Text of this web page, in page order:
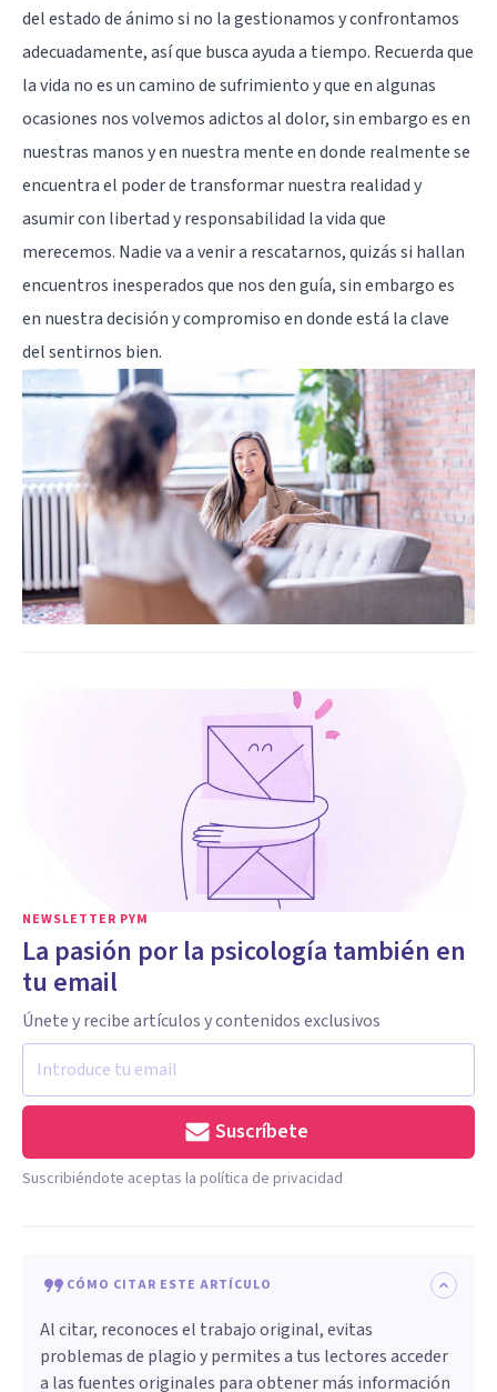
del estado de ánimo si no la gestionamos y confrontamos
adecuadamente, así que busca ayuda a tiempo. Recuerda que
la vida no es un camino de sufrimiento y que en algunas
ocasiones nos volvemos adictos al dolor, sin embargo es en
nuestras manos y en nuestra mente en donde realmente se
encuentra el poder de transformar nuestra realidad y
asumir con libertad y responsabilidad la vida que
merecemos. Nadie va a venir a rescatarnos, quizás si hallan
encuentros inesperados que nos den guía, sin embargo es
en nuestra decisión y compromiso en donde está la clave
del sentirnos bien.
NEWSLETTER PYM
La pasión por la psicología también en
tu email
Únete y recibe artículos y contenidos exclusivos
Suscríbete
Suscribiéndote aceptas la política de privacidad
CÓMO CITAR ESTE ARTÍCULO
Al citar, reconoces el trabajo original, evitas
problemas de plagio y permites a tus lectores acceder
a las fuentes originales para obtener más información